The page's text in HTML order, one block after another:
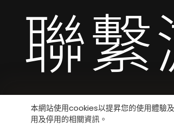
聯
本網站使用cookies以提昇您的使用體驗
用及停用的相關資訊。